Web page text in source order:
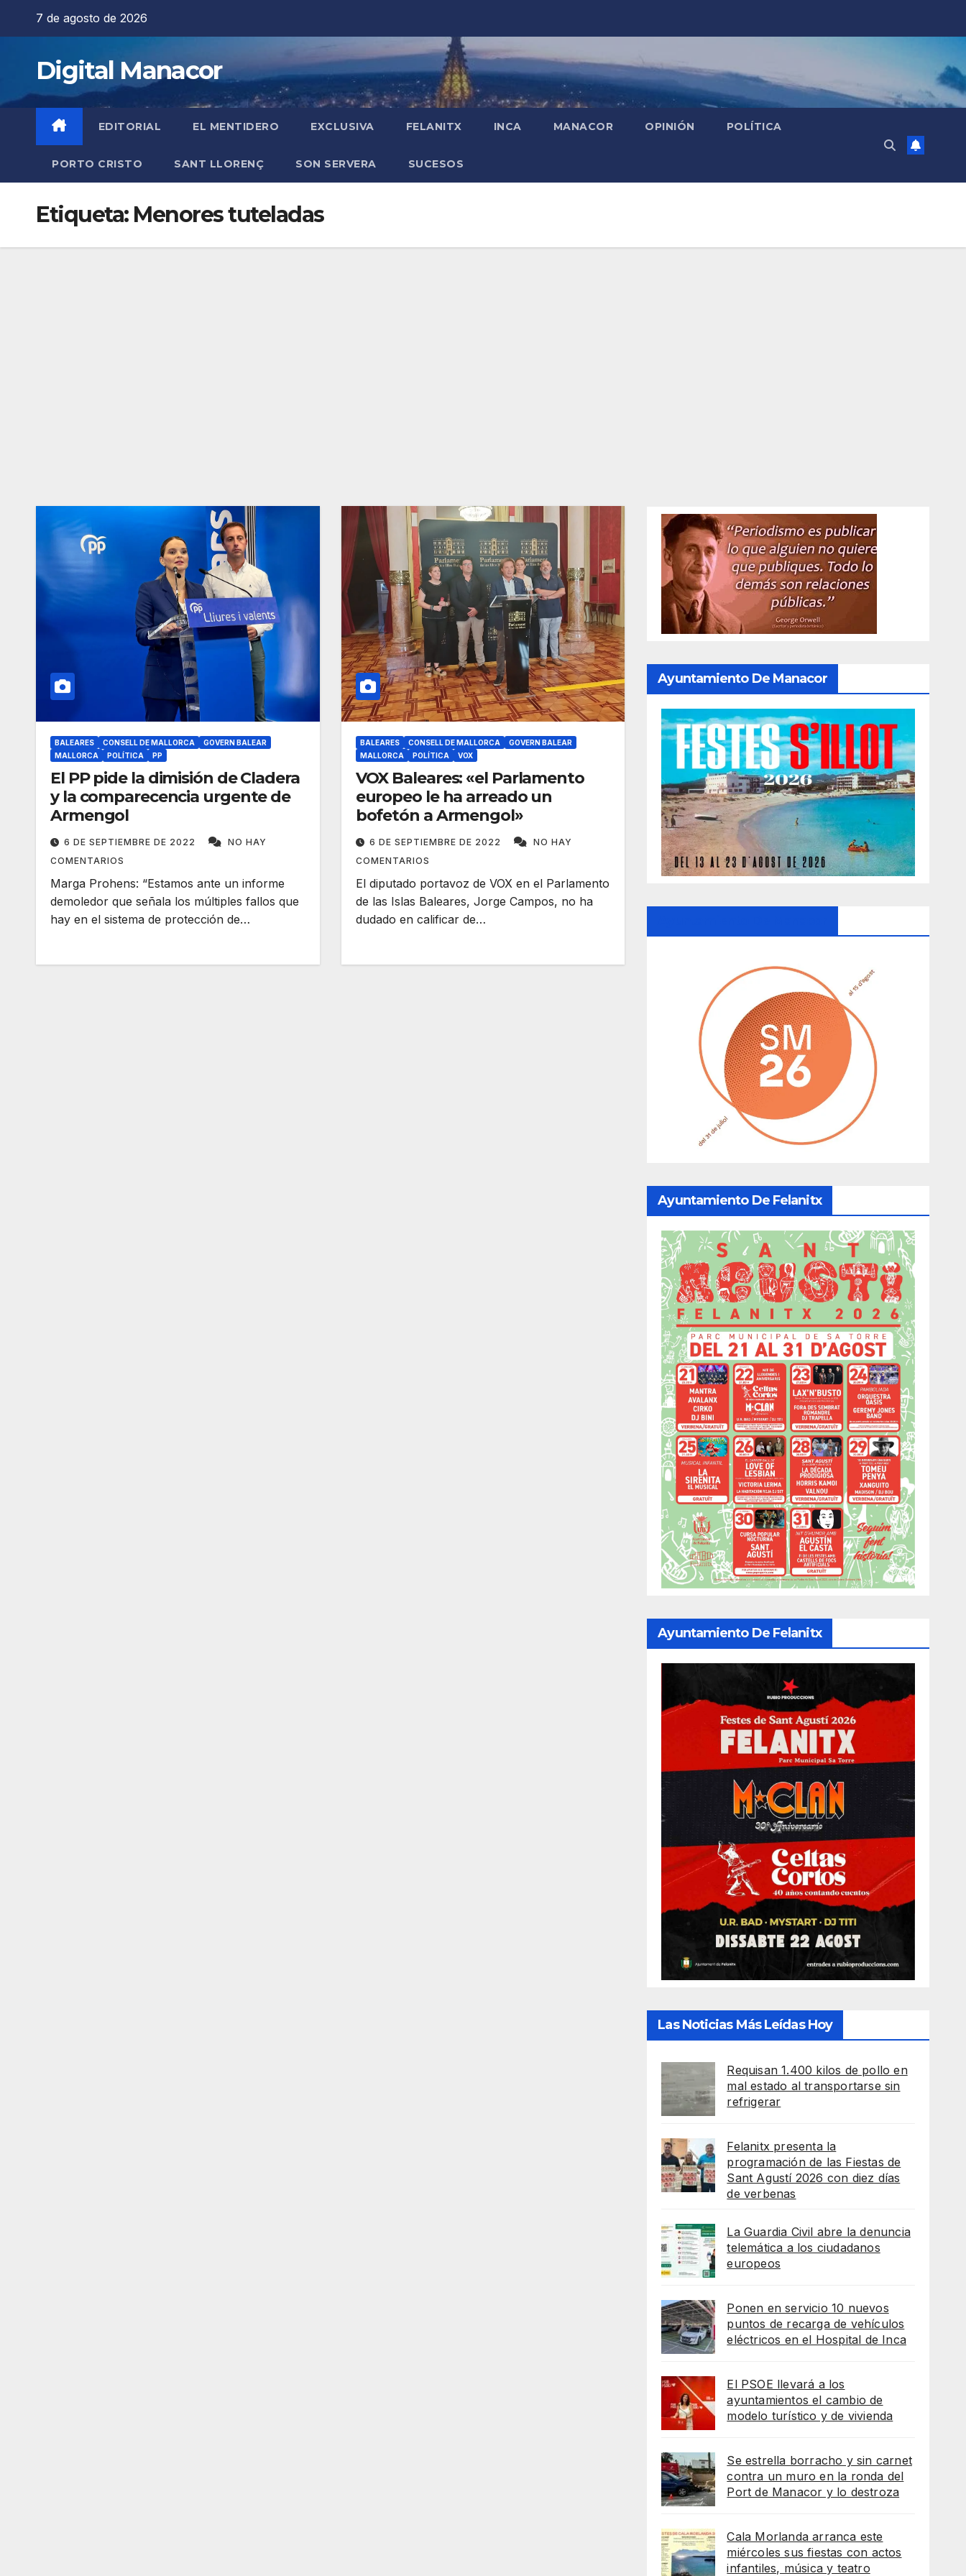
7 de agosto de 2026
Digital Manacor
EDITORIAL EL MENTIDERO EXCLUSIVA FELANITX INCA MANACOR OPINIÓN POLÍTICA
PORTO CRISTO SANT LLORENÇ SON SERVERA SUCESOS
Etiqueta: Menores tuteladas
BALEARES CONSELL DE MALLORCA
GOVERN BALEAR
MALLORCA
POLÍTICA PP
El PP pide la dimisión de Cladera
y la comparecencia urgente de
Armengol
6 DE SEPTIEMBRE DE 2022
NO HAY
COMENTARIOS
Marga Prohens: “Estamos ante un informe
demoledor que señala los múltiples fallos que
hay en el sistema de protección de…
BALEARES CONSELL DE MALLORCA
GOVERN BALEAR
MALLORCA
POLÍTICA VOX
VOX Baleares: «el Parlamento
europeo le ha arreado un
bofetón a Armengol»
6 DE SEPTIEMBRE DE 2022
NO HAY
COMENTARIOS
El diputado portavoz de VOX en el Parlamento
de las Islas Baleares, Jorge Campos, no ha
dudado en calificar de…
Ayuntamiento De Manacor
Ayuntamiento De Felanitx
Ayuntamiento De Felanitx
Las Noticias Más Leídas Hoy
Requisan 1.400 kilos de pollo en
mal estado al transportarse sin
refrigerar
Felanitx presenta la
programación de las Fiestas de
Sant Agustí 2026 con diez días
de verbenas
La Guardia Civil abre la denuncia
telemática a los ciudadanos
europeos
Ponen en servicio 10 nuevos
puntos de recarga de vehículos
eléctricos en el Hospital de Inca
El PSOE llevará a los
ayuntamientos el cambio de
modelo turístico y de vivienda
Se estrella borracho y sin carnet
contra un muro en la ronda del
Port de Manacor y lo destroza
Cala Morlanda arranca este
miércoles sus fiestas con actos
infantiles, música y teatro